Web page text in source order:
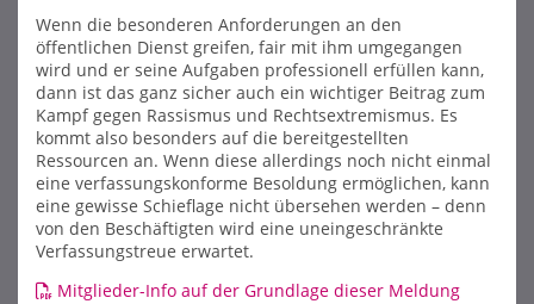
Wenn die besonderen Anforderungen an den
öffentlichen Dienst greifen, fair mit ihm umgegangen
wird und er seine Aufgaben professionell erfüllen kann,
dann ist das ganz sicher auch ein wichtiger Beitrag zum
Kampf gegen Rassismus und Rechtsextremismus. Es
kommt also besonders auf die bereitgestellten
Ressourcen an. Wenn diese allerdings noch nicht einmal
eine verfassungskonforme Besoldung ermöglichen, kann
eine gewisse Schieflage nicht übersehen werden – denn
von den Beschäftigten wird eine uneingeschränkte
Verfassungstreue erwartet.
Mitglieder-Info auf der Grundlage dieser Meldung